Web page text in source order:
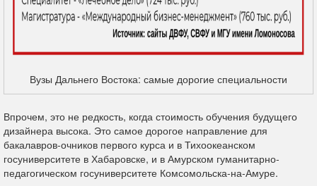
Вузы Дальнего Востока: самые дорогие специальности
Впрочем, это не редкость, когда стоимость обучения будущего
дизайнера высока. Это самое дорогое направление для
бакалавров-очников первого курса и в Тихоокеанском
госуниверситете в Хабаровске, и в Амурском гуманитарно-
педагогическом госуниверситете Комсомольска-на-Амуре.